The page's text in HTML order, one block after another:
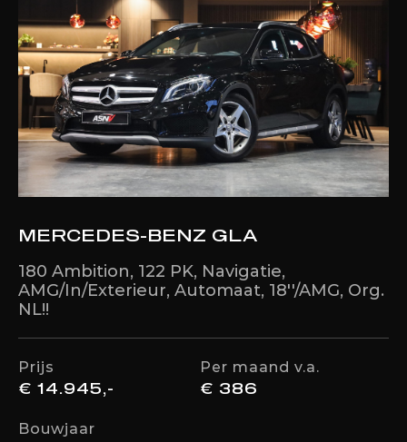
MERCEDES-BENZ GLA
180 Ambition, 122 PK, Navigatie,
AMG/In/Exterieur, Automaat, 18''/AMG, Org.
NL!!
Prijs
€ 14.945,-
Per maand v.a.
€ 386
Bouwjaar